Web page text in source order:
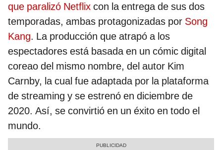
que paralizó Netflix con la entrega de sus dos
temporadas, ambas protagonizadas por Song
Kang. La producción que atrapó a los
espectadores está basada en un cómic digital
coreao del mismo nombre, del autor Kim
Carnby, la cual fue adaptada por la plataforma
de streaming y se estrenó en diciembre de
2020. Así, se convirtió en un éxito en todo el
mundo.